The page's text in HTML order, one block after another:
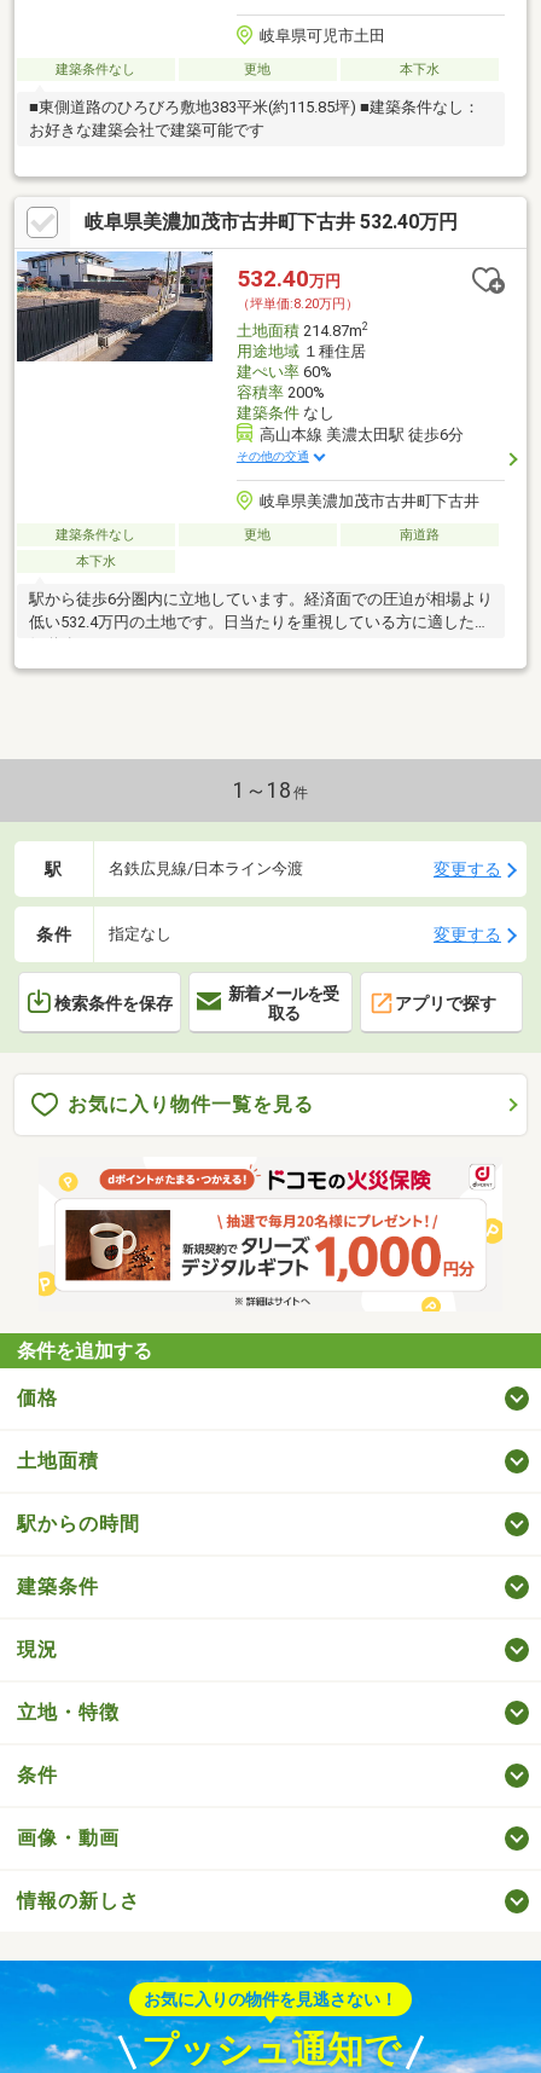
岐阜県可児市土田
建築条件なし 更地 本下水
■東側道路のひろびろ敷地383平米(約115.85坪) ■建築条件なし：
お好きな建築会社で建築可能です
岐阜県美濃加茂市古井町下古井 532.40万円
532.40万円
（坪単価:8.20万円）
土地面積214.87m2
用途地域１種住居
建ぺい率60%
容積率200%
建築条件なし
高山本線 美濃太田駅 徒歩6分
その他の交通
岐阜県美濃加茂市古井町下古井
建築条件なし 更地
南道路
本下水
駅から徒歩6分圏内に立地しています。経済面での圧迫が相場より
低い532.4万円の土地です。日当たりを重視している方に適した南
1～18 件
駅 名鉄広見線/日本ライン今渡 変更する
条件 指定なし 変更する
検索条件を保存
新着メールを受
取る
アプリで探す
お気に入り物件一覧を見る
条件を追加する
価格
土地面積
駅からの時間
建築条件
現況
立地・特徴
条件
画像・動画
情報の新しさ
お気に入りの物件を見逃さない！
プッシュ通知で